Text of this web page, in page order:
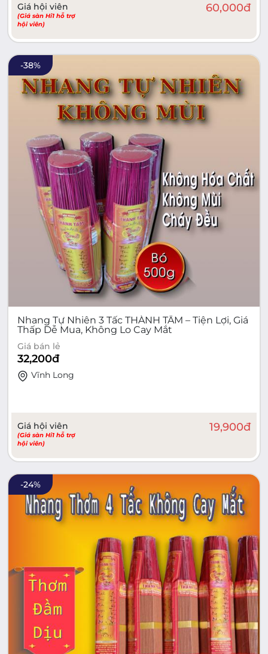
Giá hội viên
(Giá sàn Hi1 hỗ trợ
hội viên)
60,000đ
-38%
Nhang Tự Nhiên 3 Tấc THÀNH TÂM – Tiện Lợi, Giá
Thấp Dễ Mua, Không Lo Cay Mắt
Giá bán lẻ
32,200đ
Vĩnh Long
Giá hội viên
(Giá sàn Hi1 hỗ trợ
hội viên)
19,900đ
-24%